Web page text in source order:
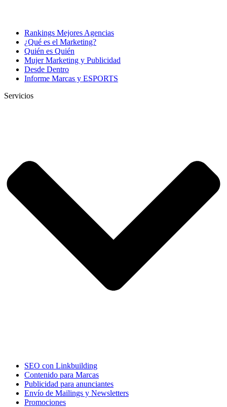
Rankings Mejores Agencias
¿Qué es el Marketing?
Quién es Quién
Mujer Marketing y Publicidad
Desde Dentro
Informe Marcas y ESPORTS
Servicios
SEO con Linkbuilding
Contenido para Marcas
Publicidad para anunciantes
Envío de Mailings y Newsletters
Promociones